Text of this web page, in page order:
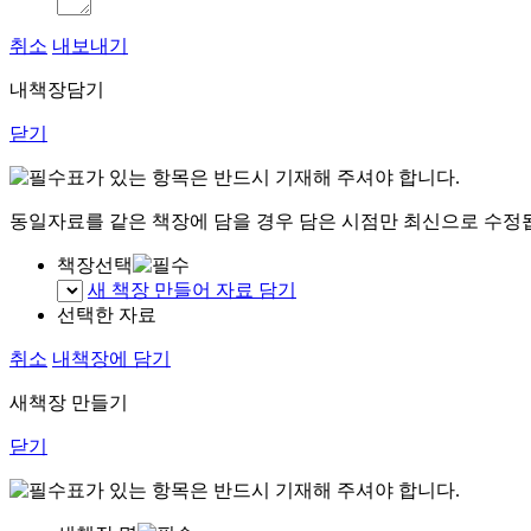
취소 내보내기
내책장담기
닫기
표가 있는 항목은 반드시 기재해 주셔야 합니다.
동일자료를 같은 책장에 담을 경우 담은 시점만 최신으로 수정
책장선택
새 책장 만들어 자료 담기
선택한 자료
취소 내책장에 담기
새책장 만들기
닫기
표가 있는 항목은 반드시 기재해 주셔야 합니다.